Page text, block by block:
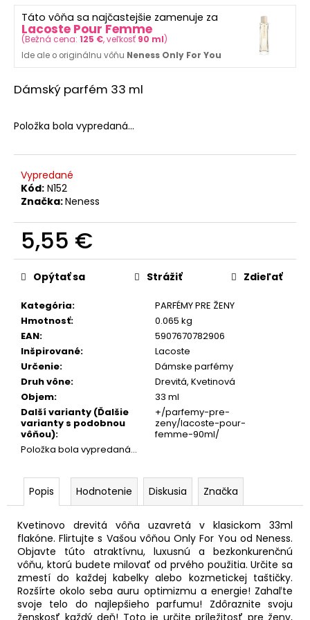
z
hviezdičiek.
Táto vôňa sa najčastejšie zamenuje za
Lacoste Pour Femme
(Bežná cena: 125 €, veľkosť 90 ml)
Ide ale o originálnu vôňu Neness Only For You
Dámský parfém 33 ml
Položka bola vypredaná…
Vypredané
Kód: N152
Značka:Neness
5,55 €
Jednotková
cena:
Kategória:
PARFÉMY PRE ŽENY
Hmotnosť:
0.065 kg
EAN:
5907670782906
Inšpirované:
Lacoste
Určenie:
Dámske parfémy
Druh vône:
Drevitá, Kvetinová
Objem:
33 ml
Další varianty (Ďalšie
varianty s podobnou
vôňou):
+/parfemy-pre-
zeny/lacoste-pour-
femme-90ml/
Položka bola vypredaná…
Opýtať sa Strážiť Zdieľať
Popis Hodnotenie Diskusia Značka
Kvetinovo drevitá vôňa uzavretá v klasickom 33ml
flakóne. Flirtujte s Vašou vôňou Only For You od Neness.
Objavte túto atraktívnu, luxusnú a bezkonkurenčnú
vôňu, ktorú budete milovať od prvého použitia. Určite sa
zmestí do každej kabelky alebo kozmetickej taštičky.
Rozšírte okolo seba auru optimizmu a energie! Zahaľte
svoje telo do najlepšieho parfumu! Zdôraznite svoju
ženskosť každý deň! Toto je určite príležitosť pre ženy,
a
m
365
MEN
FEROMÓNMI
PRE
MUŽOV
50
ML
39
Pôvodne:
46,80
€